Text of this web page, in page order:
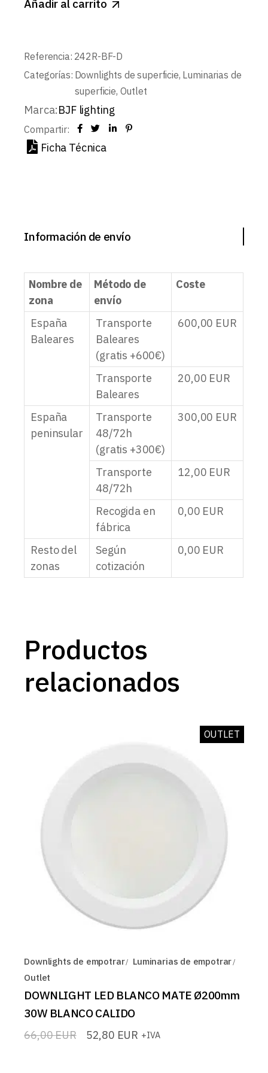
Añadir al carrito
Referencia: 242R-BF-D
Categorías: Downlights de superficie, Luminarias de
superficie, Outlet
Marca:BJF lighting
Compartir:
Ficha Técnica
Información de envío
Nombre de
zona
Método de
envío
Coste
España
Baleares
Transporte
Baleares
(gratis +600€)
600,00 EUR
Transporte
Baleares
20,00 EUR
España
peninsular
Transporte
48/72h
(gratis +300€)
300,00 EUR
Transporte
48/72h
12,00 EUR
Recogida en
fábrica
0,00 EUR
Resto del
zonas
Según
cotización
0,00 EUR
Productos
relacionados
OUTLET
Downlights de empotrar
Luminarias de empotrar
Outlet
DOWNLIGHT LED BLANCO MATE Ø200mm
30W BLANCO CALIDO
66,00EUR
El 52,80 EUR
El +IVA